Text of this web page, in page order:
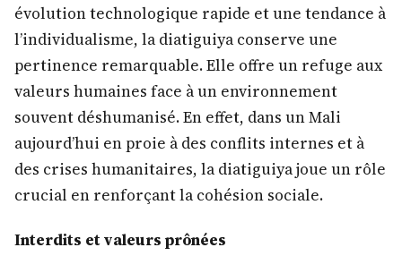
évolution technologique rapide et une tendance à
l’individualisme, la diatiguiya conserve une
pertinence remarquable. Elle offre un refuge aux
valeurs humaines face à un environnement
souvent déshumanisé. En effet, dans un Mali
aujourd’hui en proie à des conflits internes et à
des crises humanitaires, la diatiguiya joue un rôle
crucial en renforçant la cohésion sociale.
Interdits et valeurs prônées